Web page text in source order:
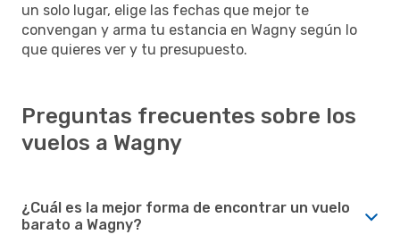
un solo lugar, elige las fechas que mejor te
convengan y arma tu estancia en Wagny según lo
que quieres ver y tu presupuesto.
Preguntas frecuentes sobre los
vuelos a Wagny
¿Cuál es la mejor forma de encontrar un vuelo
barato a Wagny?